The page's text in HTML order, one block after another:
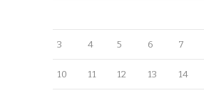
3 4 5 6 7
10 11 12 13 14